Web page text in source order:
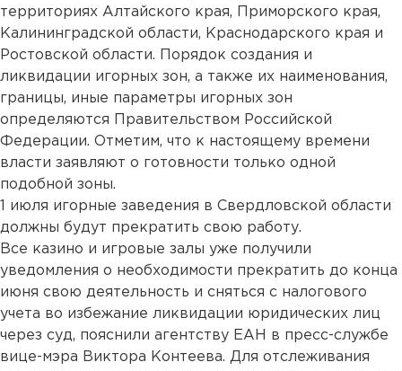
территориях Алтайского края, Приморского края,
Калининградской области, Краснодарского края и
Ростовской области. Порядок создания и
ликвидации игорных зон, а также их наименования,
границы, иные параметры игорных зон
определяются Правительством Российской
Федерации. Отметим, что к настоящему времени
власти заявляют о готовности только одной
подобной зоны.
1 июля игорные заведения в Свердловской области
должны будут прекратить свою работу.
Все казино и игровые залы уже получили
уведомления о необходимости прекратить до конца
июня свою деятельность и сняться с налогового
учета во избежание ликвидации юридических лиц
через суд, пояснили агентству ЕАН в пресс-службе
вице-мэра Виктора Контеева. Для отслеживания